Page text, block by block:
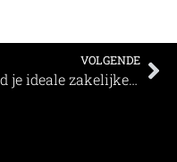
VOLGENDE
Vind je ideale zakelijke locatie op de Veluwe, in regio Arnhem en Rijk van Nijmegen